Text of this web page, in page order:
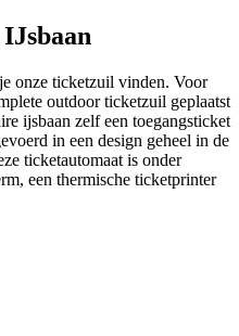
onze ticketzuil vinden. Voor
outdoor ticketzuil geplaatst
ijsbaan zelf een toegangsticket
in een design geheel in de
ticketautomaat is onder
een thermische ticketprinter